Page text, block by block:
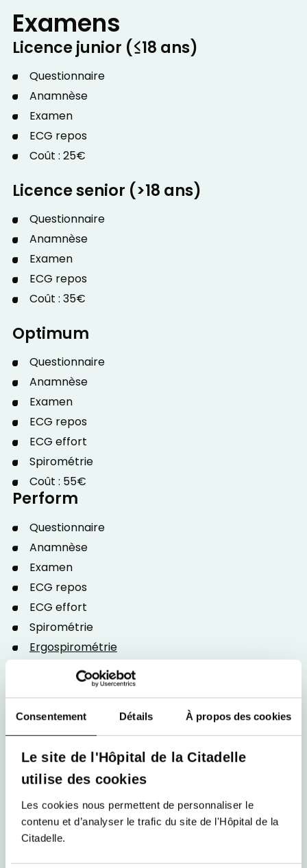
Consentement Détails À propos des cookies
Le site de l'Hôpital de la Citadelle
utilise des cookies
Les cookies nous permettent de personnaliser le
contenu et d’analyser le trafic du site de l'Hôpital de la
Citadelle.
Examens
Licence junior (≤18 ans)
Questionnaire
Anamnèse
Examen
ECG repos
Coût : 25€
Licence senior (>18 ans)
Questionnaire
Anamnèse
Examen
ECG repos
Coût : 35€
Optimum
Questionnaire
Anamnèse
Examen
ECG repos
ECG effort
Spirométrie
Coût : 55€
Perform
Questionnaire
Anamnèse
Examen
ECG repos
ECG effort
Spirométrie
Ergospirométrie
(Echocardiographie)
Coût : 75€
Etiologic
(en cas de plainte en cours d'effort, chez les
patients porteurs d'une pathologie)
Anamnèse
Examen